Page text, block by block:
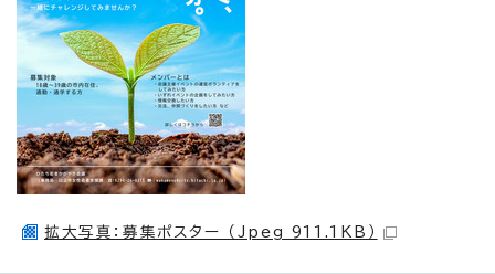
拡大写真：募集ポスター （Jpeg 911.1KB）